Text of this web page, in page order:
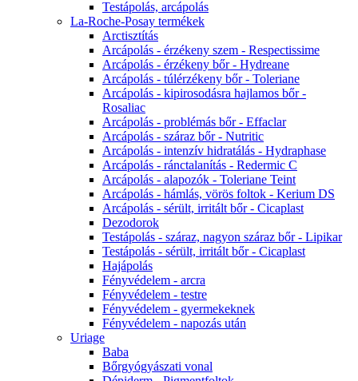
Testápolás, arcápolás
La-Roche-Posay termékek
Arctisztítás
Arcápolás - érzékeny szem - Respectissime
Arcápolás - érzékeny bőr - Hydreane
Arcápolás - túlérzékeny bőr - Toleriane
Arcápolás - kipirosodásra hajlamos bőr -
Rosaliac
Arcápolás - problémás bőr - Effaclar
Arcápolás - száraz bőr - Nutritic
Arcápolás - intenzív hidratálás - Hydraphase
Arcápolás - ránctalanítás - Redermic C
Arcápolás - alapozók - Toleriane Teint
Arcápolás - hámlás, vörös foltok - Kerium DS
Arcápolás - sérült, irritált bőr - Cicaplast
Dezodorok
Testápolás - száraz, nagyon száraz bőr - Lipikar
Testápolás - sérült, irritált bőr - Cicaplast
Hajápolás
Fényvédelem - arcra
Fényvédelem - testre
Fényvédelem - gyermekeknek
Fényvédelem - napozás után
Uriage
Baba
Bőrgyógyászati vonal